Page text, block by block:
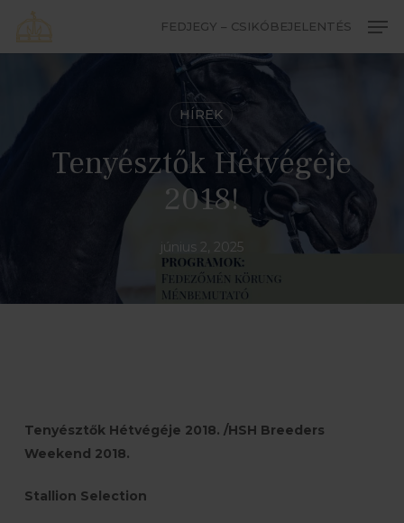
main
FEDJEGY – CSIKÓBEJELENTÉS
HÍREK
Tenyésztők Hétvégéje
2018!
június 2, 2025
Tenyésztők Hétvégéje 2018. /HSH Breeders
Weekend 2018.
Stallion Selection
Close